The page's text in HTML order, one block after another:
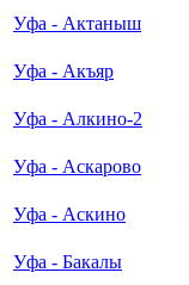
Уфа - Актаныш
Уфа - Акъяр
Уфа - Алкино-2
Уфа - Аскарово
Уфа - Аскино
Уфа - Бакалы